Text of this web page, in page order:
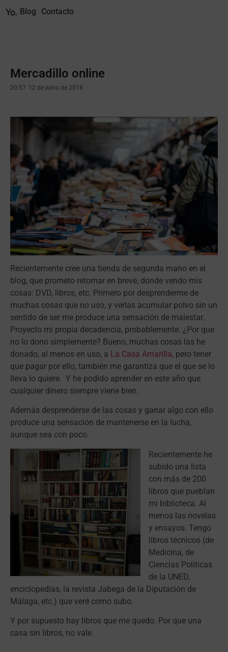
Blog Contacto
Mercadillo online
20:57 12 de junio de 2018
Recientemente cree una tienda de segunda mano en el
blog, que prometo retomar en breve, donde vendo mis
cosas: DVD, libros, etc. Primero por desprenderme de
muchas cosas que no uso, y verlas acumular polvo sin un
sentido de ser me produce una sensación de malestar.
Proyecto mi propia decadencia, probablemente. ¿Por que
no lo dono simplemente? Bueno, muchas cosas las he
donado, al menos en uso, a La Casa Amarilla, pero tener
que pagar por ello, también me garantiza que el que se lo
lleva lo quiere. Y he podido aprender en este año que
cualquier dinero siempre viene bien.
Además desprenderse de las cosas y ganar algo con ello
produce una sensación de mantenerse en la lucha,
aunque sea con poco.
Recientemente he
subido una lista
con más de 200
libros que pueblan
mi biblioteca. Al
menos las novelas
y ensayos. Tengo
libros técnicos (de
Medicina, de
Ciencias Políticas
de la UNED,
enciclopedias, la revista Jabega de la Diputación de
Málaga, etc.) que veré como subo.
Y por supuesto hay libros que me quedo. Por que una
casa sin libros, no vale.